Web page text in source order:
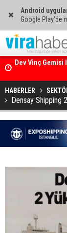
Android
Google Play'de
Ege Denizi’nin
HABERLER
Densay Shipping